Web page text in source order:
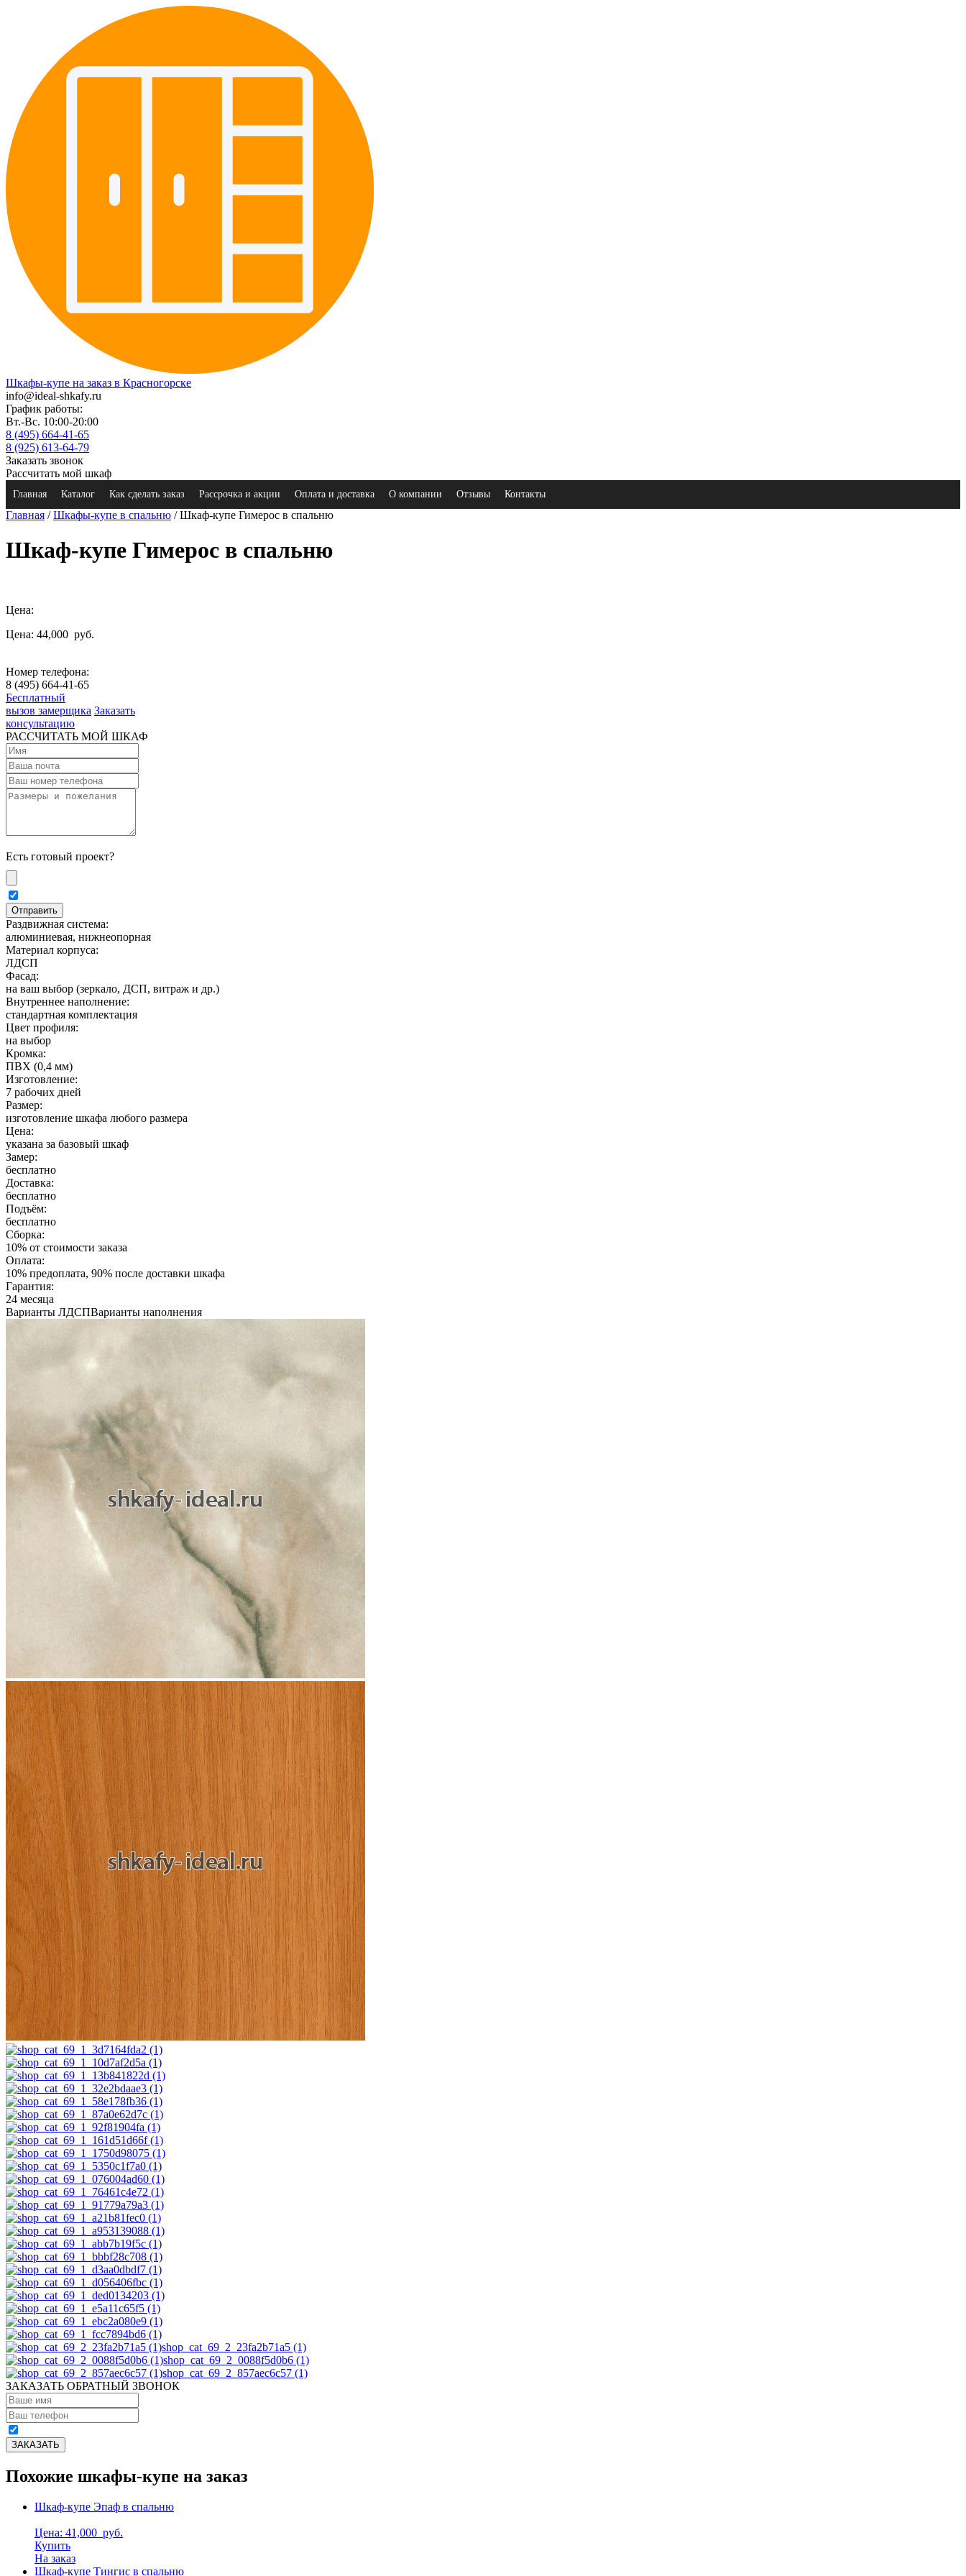
Шкафы-купе на заказ в Красногорске
info@ideal-shkafy.ru
График работы:
Вт.-Вс. 10:00-20:00
8 (495) 664-41-65
8 (925) 613-64-79
Заказать звонок
Рассчитать мой шкаф
Главная Каталог Как сделать заказ Рассрочка и акции Оплата и доставка О компании Отзывы Контакты
Главная /Шкафы-купе в спальню / Шкаф-купе Гимерос в спальню
Шкаф-купе Гимерос в спальню
Цена:
Цена: 44,000 руб.
Номер телефона:
8 (495) 664-41-65
Бесплатный
вызов замерщика Заказать
консультацию
РАССЧИТАТЬ МОЙ ШКАФ
Есть готовый проект?
Раздвижная система:
алюминиевая, нижнеопорная
Материал корпуса:
ЛДСП
Фасад:
на ваш выбор (зеркало, ДСП, витраж и др.)
Внутреннее наполнение:
стандартная комплектация
Цвет профиля:
на выбор
Кромка:
ПВХ (0,4 мм)
Изготовление:
7 рабочих дней
Размер:
изготовление шкафа любого размера
Цена:
указана за базовый шкаф
Замер:
бесплатно
Доставка:
бесплатно
Подъём:
бесплатно
Сборка:
10% от стоимости заказа
Оплата:
10% предоплата, 90% после доставки шкафа
Гарантия:
24 месяца
Варианты ЛДСПВарианты наполнения
shop_cat_69_2_23fa2b71a5 (1)
shop_cat_69_2_0088f5d0b6 (1)
shop_cat_69_2_857aec6c57 (1)
ЗАКАЗАТЬ ОБРАТНЫЙ ЗВОНОК
Похожие шкафы-купе на заказ
Шкаф-купе Эпаф в спальню
Цена: 41,000 руб.
Купить
На заказ
Шкаф-купе Тингис в спальню